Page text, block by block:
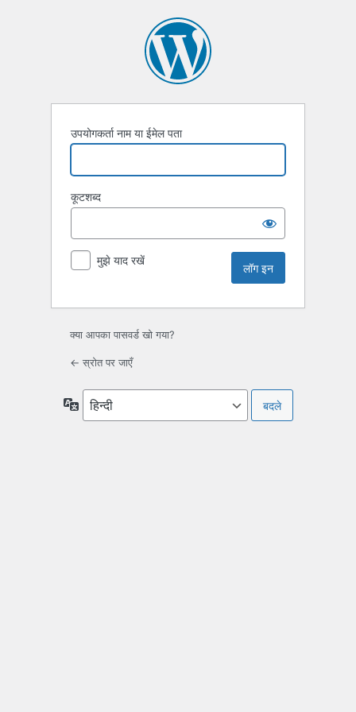
उपयोगकर्ता नाम या ईमेल पता
कूटशब्द
मुझे याद रखें
क्या आपका पासवर्ड खो गया?
← स्रोत पर जाएँ
भाषा